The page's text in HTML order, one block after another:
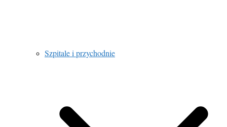
Szpitale i przychodnie